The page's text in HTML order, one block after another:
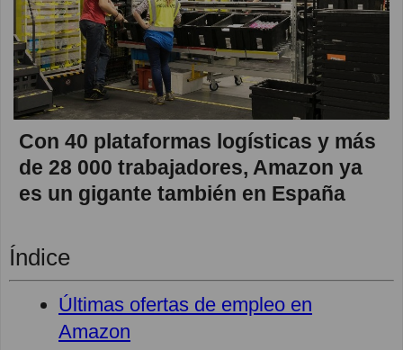
Con 40 plataformas logísticas y más
de 28 000 trabajadores, Amazon ya
es un gigante también en España
Índice
Últimas ofertas de empleo en
Amazon